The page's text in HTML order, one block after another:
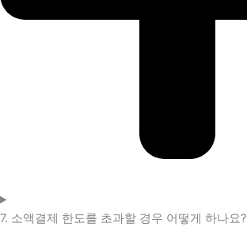
7. 소액결제 한도를 초과할 경우 어떻게 하나요?